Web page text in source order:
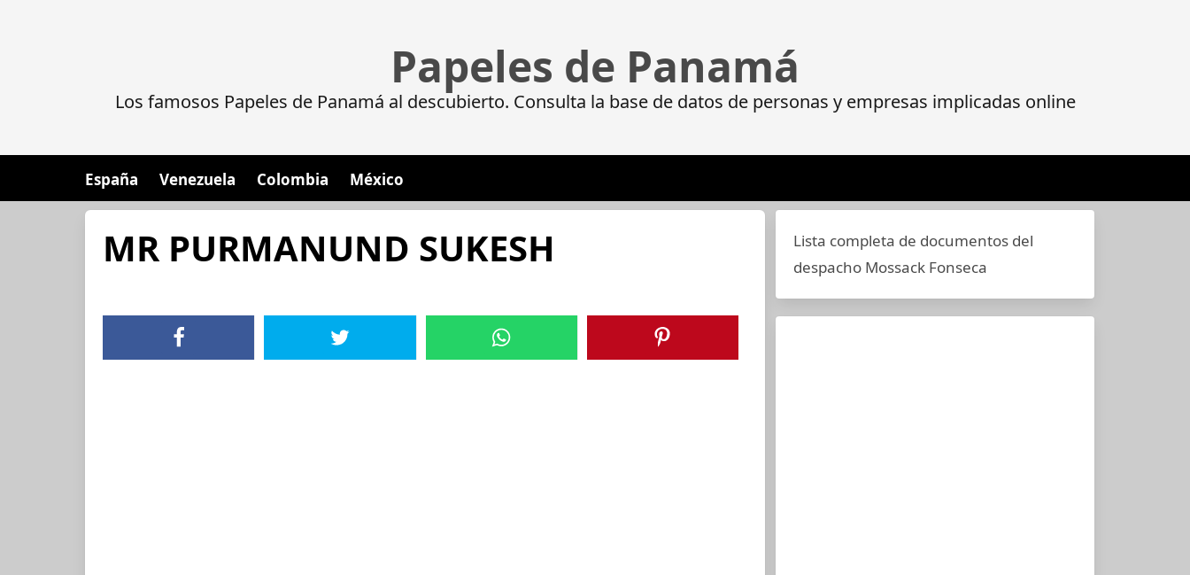
Papeles de Panamá
Los famosos Papeles de Panamá al descubierto. Consulta la base de datos de personas y empresas implicadas online
España Venezuela Colombia México
MR PURMANUND SUKESH
Lista completa de documentos del
despacho Mossack Fonseca